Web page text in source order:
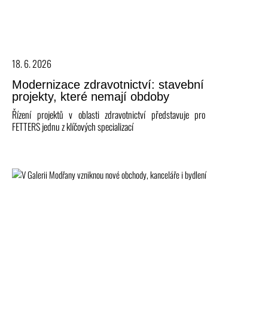
18. 6. 2026
Modernizace zdravotnictví: stavební
projekty, které nemají obdoby
Řízení projektů v oblasti zdravotnictví představuje pro
FETTERS jednu z klíčových specializací